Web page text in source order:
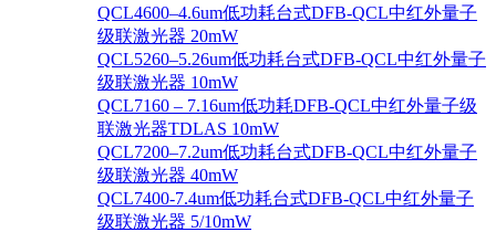
QCL4600–4.6um低功耗台式DFB-QCL中红外量子
级联激光器 20mW
QCL5260–5.26um低功耗台式DFB-QCL中红外量子
级联激光器 10mW
QCL7160 – 7.16um低功耗DFB-QCL中红外量子级
联激光器TDLAS 10mW
QCL7200–7.2um低功耗台式DFB-QCL中红外量子
级联激光器 40mW
QCL7400-7.4um低功耗台式DFB-QCL中红外量子
级联激光器 5/10mW